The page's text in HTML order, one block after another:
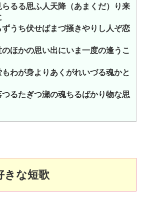
るる思ふ人天降（あまくだ）り来
うち伏せばまづ掻きやりし人ぞ恋
ほかの思い出にいま一度の逢うこ
わが身よりあくがれいづる魂かと
るたぎつ瀬の魂ちるばかり物な思
きな短歌